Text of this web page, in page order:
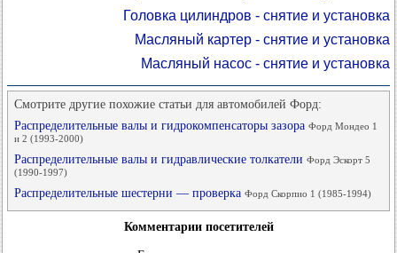
Головка цилиндров - снятие и установка
Масляный картер - снятие и установка
Масляный насос - снятие и установка
Смотрите другие похожие статьи для автомобилей Форд:
Распределительные валы и гидрокомпенсаторы зазора Форд Мондео 1
и 2 (1993-2000)
Распределительные валы и гидравлические толкатели Форд Эскорт 5
(1990-1997)
Распределительные шестерни — проверка Форд Скорпио 1 (1985-1994)
Комментарии посетителей